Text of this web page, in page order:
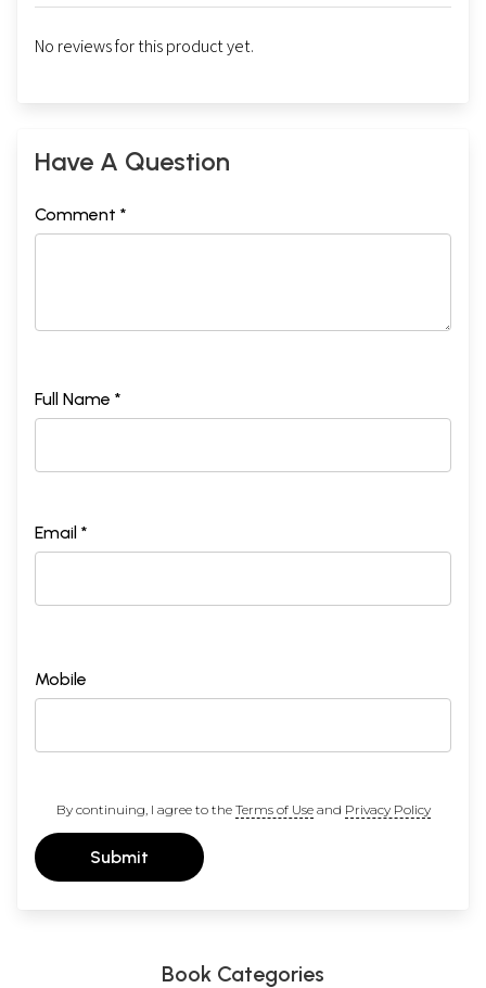
No reviews for this product yet.
Have A Question
Comment *
Full Name *
Email *
Mobile
By continuing, I agree to the Terms of Useand Privacy Policy
Submit
Book Categories